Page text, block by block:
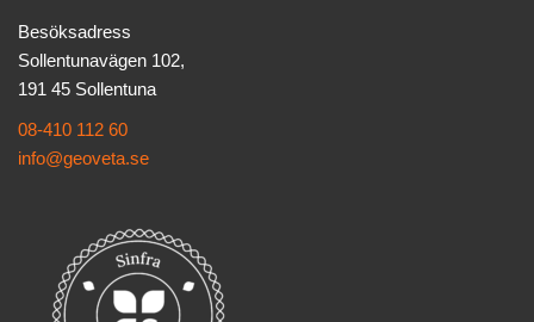
Besöksadress
Sollentunavägen 102,
191 45 Sollentuna
08-410 112 60
info@geoveta.se